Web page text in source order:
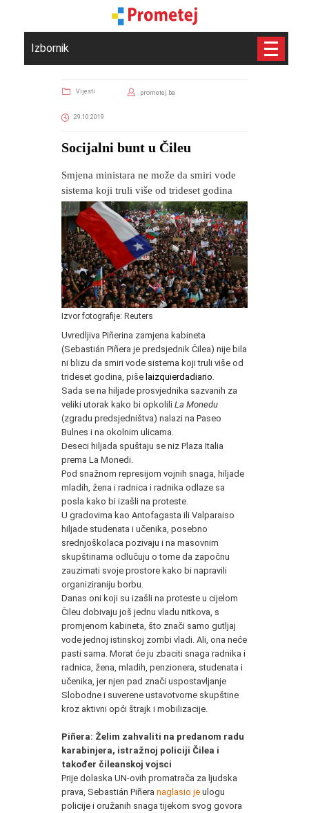
Izbornik
Vijesti prometej.ba
29.10.2019
Socijalni bunt u Čileu
Smjena ministara ne može da smiri vode
sistema koji truli više od trideset godina
Izvor fotografije: Reuters
Uvredljiva Piñerina zamjena kabineta
(Sebastián Piñera je predsjednik Čilea) nije bila
ni blizu da smiri vode sistema koji truli više od
trideset godina, piše laizquierdadiario
Sada se na hiljade prosvjednika sazvanih za
veliki utorak kako bi opkolili La Monedu
(zgradu predsjedništva) nalazi na Paseo
Bulnes i na okolnim ulicama.
Deseci hiljada spuštaju se niz Plaza Italia
prema La Monedi.
Pod snažnom represijom vojnih snaga, hiljade
mladih, žena i radnica i radnika odlaze sa
posla kako bi izašli na proteste.
U gradovima kao Antofagasta ili Valparaiso
hiljade studenata i učenika, posebno
srednjoškolaca pozivaju i na masovnim
skupštinama odlučuju o tome da započnu
zauzimati svoje prostore kako bi napravili
organiziraniju borbu.
Danas oni koji su izašli na proteste u cijelom
Čileu dobivaju još jednu vladu nitkova, s
promjenom kabineta, što znači samo gutljaj
vode jednoj istinskoj zombi vladi. Ali, ona neće
pasti sama. Morat će ju zbaciti snaga radnika i
radnica, žena, mladih, penzionera, studenata i
učenika, jer njen pad znači uspostavljanje
Slobodne i suverene ustavotvorne skupštine
kroz aktivni opći štrajk i mobilizacije.
Piñera: Želim zahvaliti na predanom radu
karabinjera, istražnoj policiji Čilea i
također čileanskoj vojsci
Prije dolaska UN-ovih promatrača za ljudska
prava, Sebastián Piñera naglasio je ulogu
policije i oružanih snaga tijekom svog govora